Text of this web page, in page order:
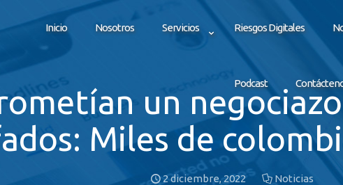
Inicio Nosotros Servicios Riesgos Digitales
Podcast
un
Miles de
2 diciembre, 2022 Noticias